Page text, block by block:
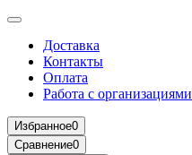
Доставка
Контакты
Оплата
Работа с организациями
Избранное0
Сравнение0